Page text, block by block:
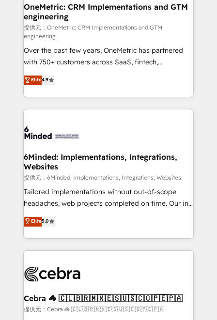
growth. Our multidisciplinary team designs solutions
that simplify complexity, boost performance, and
turn innovation into real impact. 🌍 Highlights •
HubSpot Partner since 2012 • 2022 EMEA Impact
Award: Best Integration • 150+ successful HubSpot
projects • Clients in 30+ industries • Proprietary
technology for integrations • Multilingual team:
English, Spanish, Portuguese & Italian 👉 Grow
smarter with AI and HubSpot.
OneMetric: CRM Implementations and GTM
engineering
提供元：OneMetric: CRM Implementations and GTM
engineering
Over the past few years, OneMetric has partnered
with 750+ customers across SaaS, fintech,
healthcare, real estate, and other industries. With
150+ HubSpot-certified experts, we deliver scalable
solutions to complex GTM and RevOps challenges.
Our Expertise 🔹 Onboarding & Implementation:
tailored to your GTM motion. 🔹 Migrations:
from other CRMs to HubSpot without data loss or
downtime. 🔹 RevOps Strategy: Align teams,
processes, and data to drive revenue efficiency. 🔹
Integrations: Connect HubSpot with your tech stack
for better adoption. 🔹 Custom Solutions: Build
SOC 2 Type II and ISO 27001 certified, reinforcing
our commitment to data security and compliance. At
Elite4.9
6Minded: Implementations, Integrations,
Websites
提供元：6Minded: Implementations, Integrations, Websites
Tailored implementations without out-of-scope
headaches, web projects completed on time. Our in-
house team of certified CRM architects, experts,
developers, designers, and marketers handles all
aspects of your HubSpot. ✨ 400+ global clients ✨
100+ seamless migrations from 15+ different CRMs
implementations, and 5,000+ pages ✨ CS: Clients
CS: 245% organic growth & +751% new visitors for a
full-funnel HubSpot project ✨ CS: 415% conversion
Elite5.0
Cebra 🦓 🇨🇱🇧🇷🇲🇽🇪🇸🇺🇸🇨🇴🇵🇪🇵🇦
提供元：Cebra 🦓 🇨🇱🇧🇷🇲🇽🇪🇸🇺🇸🇨🇴🇵🇪🇵🇦